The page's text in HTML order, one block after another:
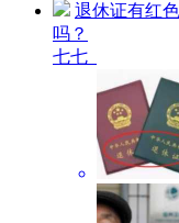
退休证有红
吗？
七七